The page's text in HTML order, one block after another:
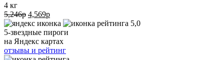
4 кг
5,246р 4,569р
5,0
5-звездные пироги
на Яндекс картах
отзывы и рейтинг